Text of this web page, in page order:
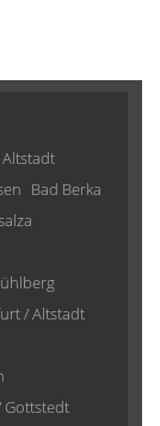
Bad Berka
/ Altstadt
Gottstedt